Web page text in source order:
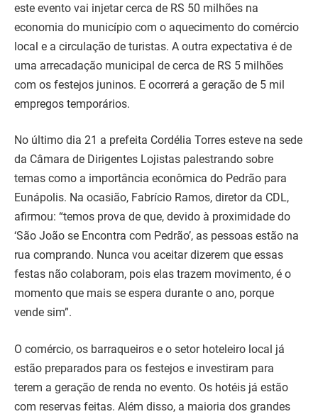
este evento vai injetar cerca de RS 50 milhões na
economia do município com o aquecimento do comércio
local e a circulação de turistas. A outra expectativa é de
uma arrecadação municipal de cerca de RS 5 milhões
com os festejos juninos. E ocorrerá a geração de 5 mil
empregos temporários.
No último dia 21 a prefeita Cordélia Torres esteve na sede
da Câmara de Dirigentes Lojistas palestrando sobre
temas como a importância econômica do Pedrão para
Eunápolis. Na ocasião, Fabrício Ramos, diretor da CDL,
afirmou: “temos prova de que, devido à proximidade do
‘São João se Encontra com Pedrão’, as pessoas estão na
rua comprando. Nunca vou aceitar dizerem que essas
festas não colaboram, pois elas trazem movimento, é o
momento que mais se espera durante o ano, porque
vende sim”.
O comércio, os barraqueiros e o setor hoteleiro local já
estão preparados para os festejos e investiram para
terem a geração de renda no evento. Os hotéis já estão
com reservas feitas. Além disso, a maioria dos grandes